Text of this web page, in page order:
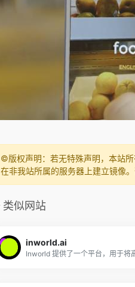
©️版权声明：若无特殊声明，本站
在非我站所属的服务器上建立镜像
类似网站
inworld.ai